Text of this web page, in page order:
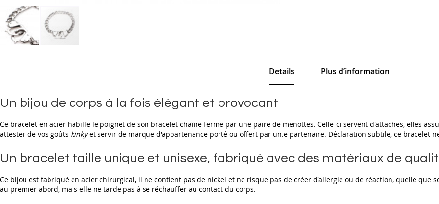
the
images
Details
Un bijou de corps à la fois élégant et provocant
Ce bracelet en acier habille le poignet de son bracelet chaîne fermé par une paire de menottes. Celle-ci servent d'attaches, elles
attester de vos goûts kinkyet servir de marque d'appartenance porté ou offert par un.e partenaire. Déclaration subtile, ce bracelet
Un bracelet taille unique et unisexe, fabriqué avec des matériaux de
Ce bijou est fabriqué en acier chirurgical, il ne contient pas de nickel et ne risque pas de créer d'allergie ou de réaction, quelle que
au premier abord, mais elle ne tarde pas à se réchauffer au contact du corps.
Plus d’information